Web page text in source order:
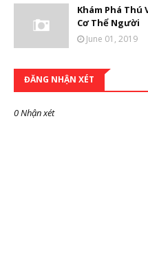
Khám Phá Thú
Cơ Thể Người
June 01, 2019
ĐĂNG NHẬN XÉT
0 Nhận xét